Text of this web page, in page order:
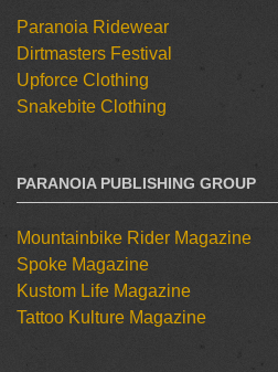
Paranoia Ridewear
Dirtmasters Festival
Upforce Clothing
Snakebite Clothing
PARANOIA PUBLISHING GROUP
Mountainbike Rider Magazine
Spoke Magazine
Kustom Life Magazine
Tattoo Kulture Magazine